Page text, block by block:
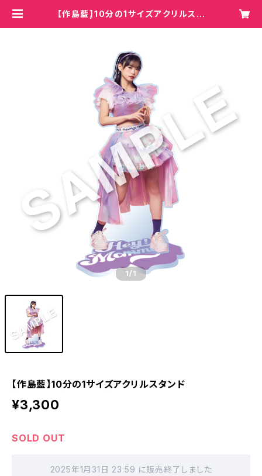
【作島藍】10分の1サイズアクリルスタ
1/1
【作島藍】10分の1サイズアクリルスタンド
¥3,300
SOLD OUT
2025年1月31日 23:59 に販売終了しました